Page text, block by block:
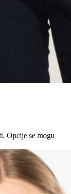
Opcije se mogu